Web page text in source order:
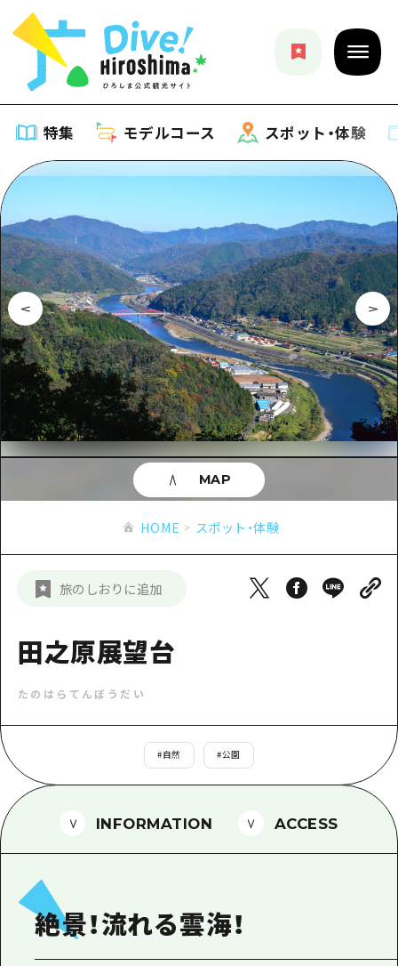
特集 モデルコース スポット・体験
特集一覧
おすすめ
アート
イベント・祭り
グルメ・酒
サイクリング
ショッピング
スポーツ
ナイトライフ
定番
自然
モデルコース
モデルコース一覧
Dive! Hiroshima 公式ガイド
広島もしもトラベル
あたらしい非日常
広島市周辺
安芸
備北
芸北
山口県東部
弾丸
日帰り
半日
2泊3日
スポット・体験
スポット・体験一覧
広島市周辺
安芸
備後
備北
芸北
山口県東部
愛媛県
島根県
イベント
旬情報
お役立ち情報
お役立ち情報一覧
アクセス
お得な周遊チケット
HIROSHIMA FREE Wi-Fi
観光案内所
広島県を訪れる外国人旅行者向け情報一
ボランティアガイド
ガイドブック
新着情報
事業者・学校関係者の皆さま
HOME スポット・体験
旅のしおりに追加
田之原展望台
たのはらてんぼうだい
#自然 #公園
MAP
INFORMATION ACCESS
絶景！流れる雲海！